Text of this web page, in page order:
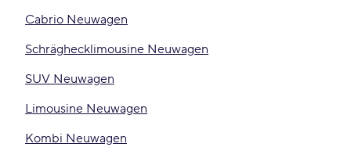
Cabrio Neuwagen
Schräghecklimousine Neuwagen
SUV Neuwagen
Limousine Neuwagen
Kombi Neuwagen